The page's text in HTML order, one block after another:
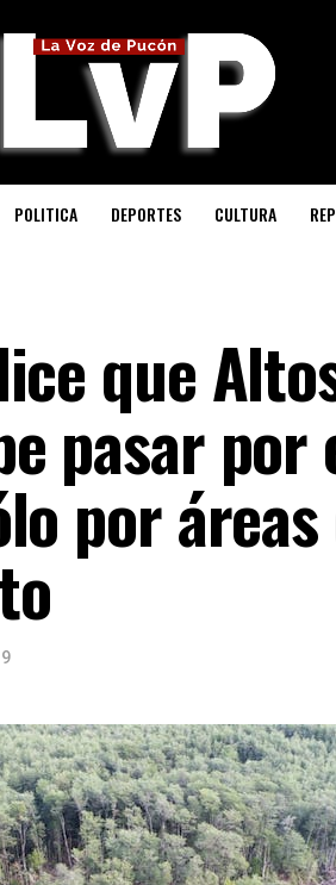
POLITICA DEPORTES CULTURA
que
pasar por
por áreas